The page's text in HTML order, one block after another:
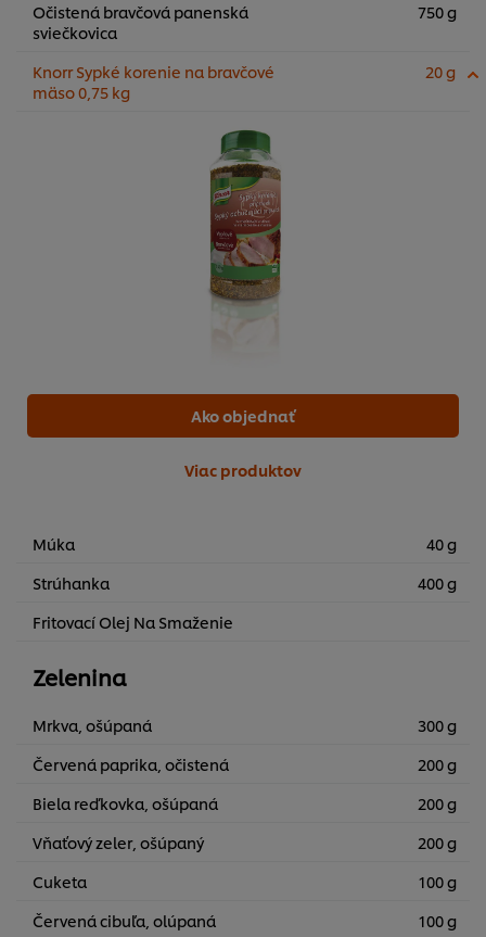
Očistená bravčová panenská
sviečkovica
750 g
Knorr Sypké korenie na bravčové
mäso 0,75 kg
20 g
Ako objednať
Viac produktov
Múka
40 g
Strúhanka
400 g
Fritovací Olej Na Smaženie
Zelenina
Mrkva, ošúpaná
300 g
Červená paprika, očistená
200 g
Biela reďkovka, ošúpaná
200 g
Vňaťový zeler, ošúpaný
200 g
Cuketa
100 g
Červená cibuľa, olúpaná
100 g